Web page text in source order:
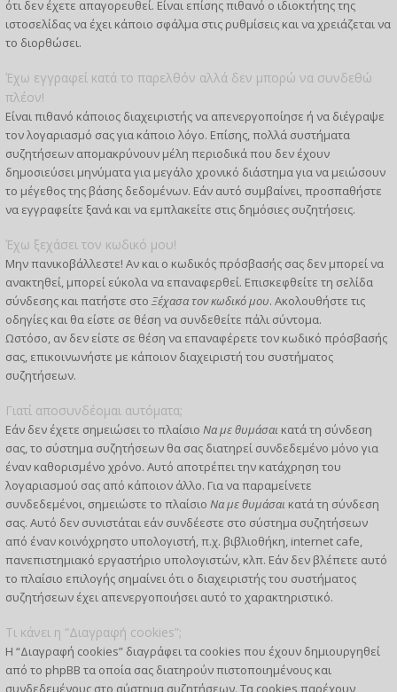
ότι δεν έχετε απαγορευθεί. Είναι επίσης πιθανό ο ιδιοκτήτης της
ιστοσελίδας να έχει κάποιο σφάλμα στις ρυθμίσεις και να χρειάζεται να
το διορθώσει.
Έχω εγγραφεί κατά το παρελθόν αλλά δεν μπορώ να συνδεθώ
πλέον!
Είναι πιθανό κάποιος διαχειριστής να απενεργοποίησε ή να διέγραψε
τον λογαριασμό σας για κάποιο λόγο. Επίσης, πολλά συστήματα
συζητήσεων απομακρύνουν μέλη περιοδικά που δεν έχουν
δημοσιεύσει μηνύματα για μεγάλο χρονικό διάστημα για να μειώσουν
το μέγεθος της βάσης δεδομένων. Εάν αυτό συμβαίνει, προσπαθήστε
να εγγραφείτε ξανά και να εμπλακείτε στις δημόσιες συζητήσεις.
Έχω ξεχάσει τον κωδικό μου!
Μην πανικοβάλλεστε! Αν και ο κωδικός πρόσβασής σας δεν μπορεί να
ανακτηθεί, μπορεί εύκολα να επαναφερθεί. Επισκεφθείτε τη σελίδα
σύνδεσης και πατήστε στο Ξέχασα τον κωδικό μου. Ακολουθήστε τις
οδηγίες και θα είστε σε θέση να συνδεθείτε πάλι σύντομα.
Ωστόσο, αν δεν είστε σε θέση να επαναφέρετε τον κωδικό πρόσβασής
σας, επικοινωνήστε με κάποιον διαχειριστή του συστήματος
συζητήσεων.
Γιατί αποσυνδέομαι αυτόματα;
Εάν δεν έχετε σημειώσει το πλαίσιο Να με θυμάσαι κατά τη σύνδεση
σας, το σύστημα συζητήσεων θα σας διατηρεί συνδεδεμένο μόνο για
έναν καθορισμένο χρόνο. Αυτό αποτρέπει την κατάχρηση του
λογαριασμού σας από κάποιον άλλο. Για να παραμείνετε
συνδεδεμένοι, σημειώστε το πλαίσιο Να με θυμάσαι κατά τη σύνδεση
σας. Αυτό δεν συνιστάται εάν συνδέεστε στο σύστημα συζητήσεων
από έναν κοινόχρηστο υπολογιστή, π.χ. βιβλιοθήκη, internet cafe,
πανεπιστημιακό εργαστήριο υπολογιστών, κλπ. Εάν δεν βλέπετε αυτό
το πλαίσιο επιλογής σημαίνει ότι ο διαχειριστής του συστήματος
συζητήσεων έχει απενεργοποιήσει αυτό το χαρακτηριστικό.
Τι κάνει η “Διαγραφή cookies”;
Η “Διαγραφή cookies” διαγράφει τα cookies που έχουν δημιουργηθεί
από το phpBB τα οποία σας διατηρούν πιστοποιημένους και
συνδεδεμένους στο σύστημα συζητήσεων. Τα cookies παρέχουν